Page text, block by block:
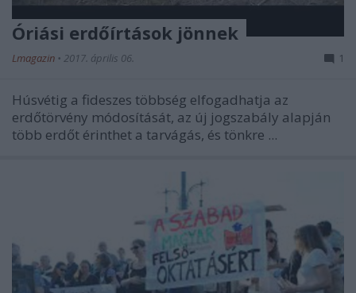
Óriási erdőírtások jönnek
Lmagazin • 2017. április 06. 1
Húsvétig a fideszes többség elfogadhatja az
erdőtörvény módosítását, az új jogszabály alapján
több erdőt érinthet a tarvágás, és tönkre ...